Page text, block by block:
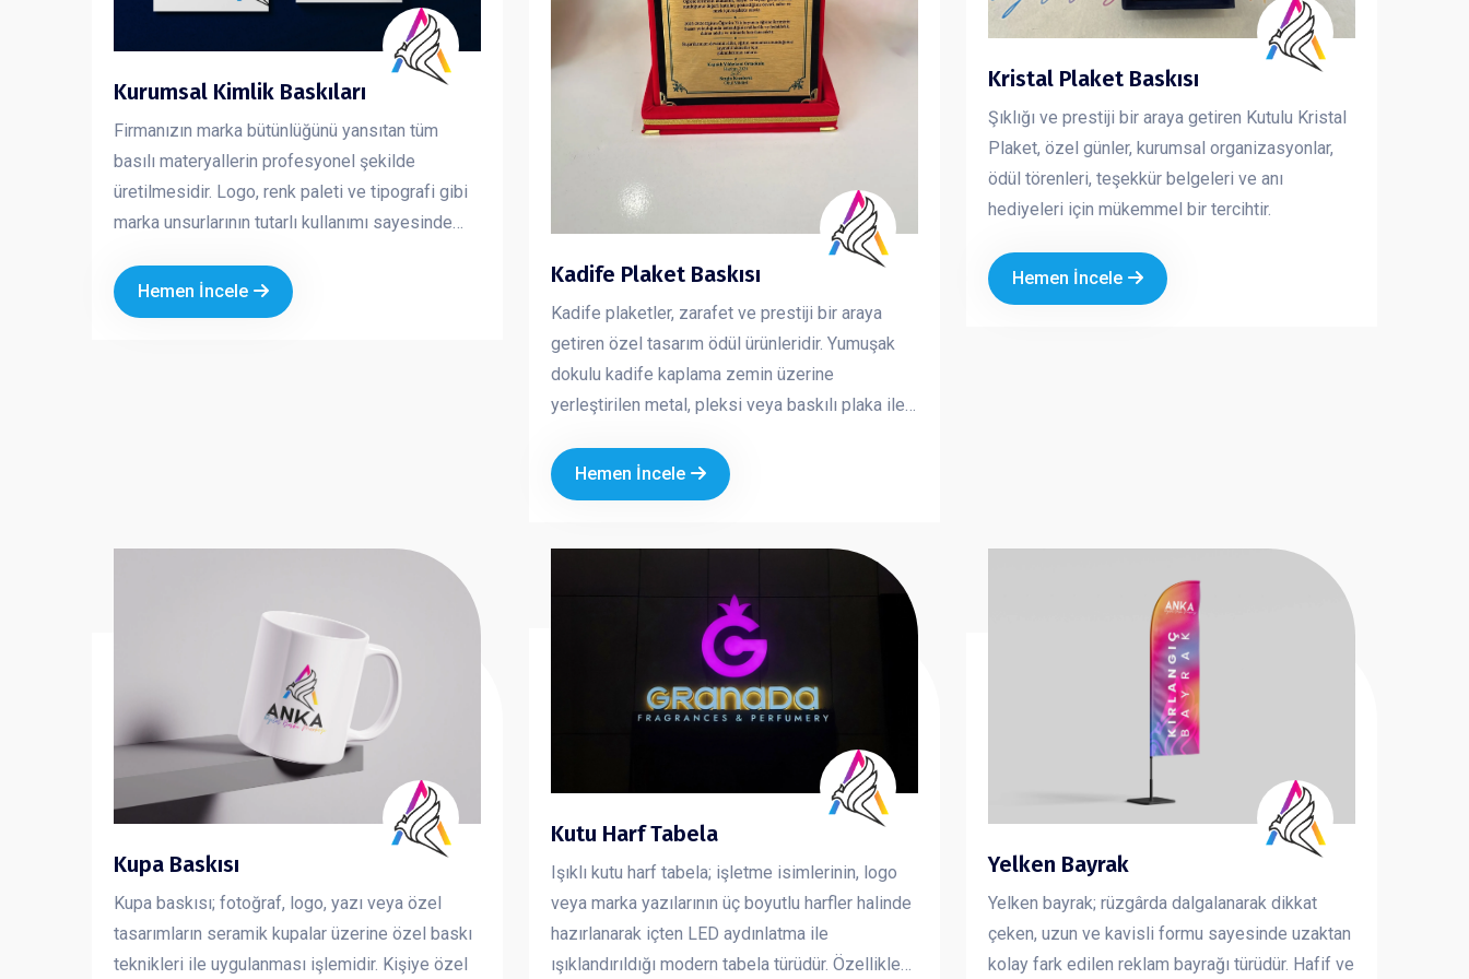
Kurumsal Kimlik Baskıları
Firmanızın marka bütünlüğünü yansıtan tüm
basılı materyallerin profesyonel şekilde
üretilmesidir. Logo, renk paleti ve tipografi gibi
marka unsurlarının tutarlı kullanımı sayesinde
imaj sergilemesini sağlar. Kurumsal kimlik
çalışmaları, markanızın her temas noktasında
Hemen İncele
Kadife Plaket Baskısı
Kadife plaketler, zarafet ve prestiji bir araya
getiren özel tasarım ödül ürünleridir. Yumuşak
dokulu kadife kaplama zemin üzerine
yerleştirilen metal, pleksi veya baskılı plaka ile
Özellikle özel günlerde, törenlerde ve anlamlı
teşekkürlerde tercih edilen bu ürünler, değerli
Hemen İncele
Kristal Plaket Baskısı
Şıklığı ve prestiji bir araya getiren Kutulu Kristal
Plaket, özel günler, kurumsal organizasyonlar,
ödül törenleri, teşekkür belgeleri ve anı
hediyeleri için mükemmel bir tercihtir.
Hemen İncele
Kupa Baskısı
Kupa baskısı; fotoğraf, logo, yazı veya özel
tasarımların seramik kupalar üzerine özel baskı
teknikleri ile uygulanması işlemidir. Kişiye özel
Kutu Harf Tabela
Işıklı kutu harf tabela; işletme isimlerinin, logo
veya marka yazılarının üç boyutlu harfler halinde
hazırlanarak içten LED aydınlatma ile
ışıklandırıldığı modern tabela türüdür. Özellikle
Yelken Bayrak
Yelken bayrak; rüzgârda dalgalanarak dikkat
çeken, uzun ve kavisli formu sayesinde uzaktan
kolay fark edilen reklam bayrağı türüdür. Hafif ve